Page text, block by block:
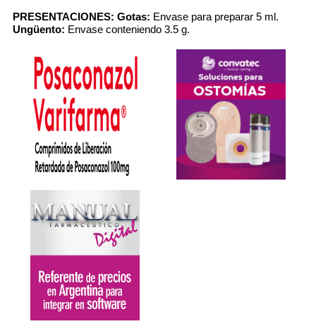
PRESENTACIONES: Gotas: Envase para preparar 5 ml.
Ungüento: Envase conteniendo 3.5 g.